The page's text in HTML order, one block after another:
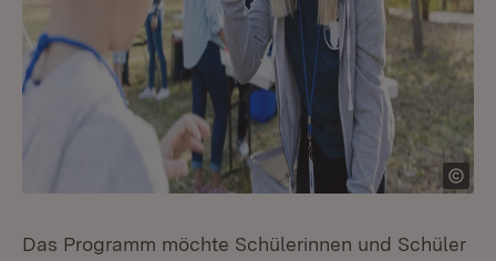
Das Programm möchte Schülerinnen und Schüler